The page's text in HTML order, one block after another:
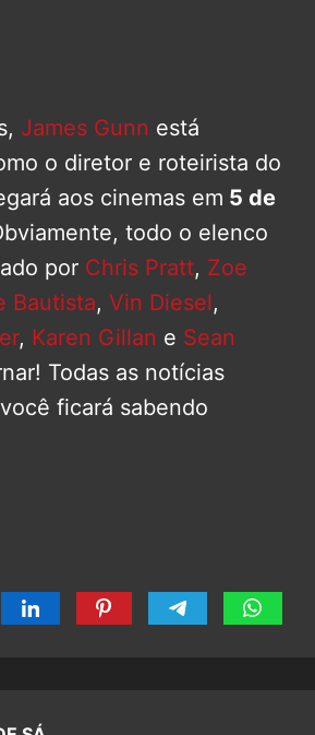
James Gunn está
o diretor e roteirista do
aos cinemas em 5 de
todo o elenco
por Chris Pratt, Zoe
Bautista, Vin Diesel,
, Karen Gillan e Sean
Todas as notícias
ficará sabendo